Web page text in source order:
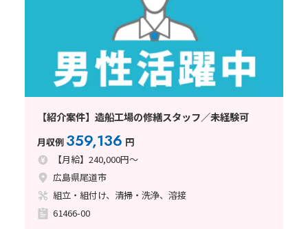
【紹介案件】造船工場の修繕スタッフ／未経験可
月収例 359,136 円
【月給】240,000円～
広島県尾道市
組立・組付け、清掃・洗浄、溶接
61466-00